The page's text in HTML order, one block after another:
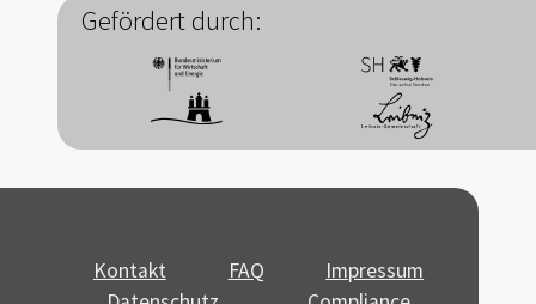
Gefördert durch:
Kontakt FAQ
Impressum